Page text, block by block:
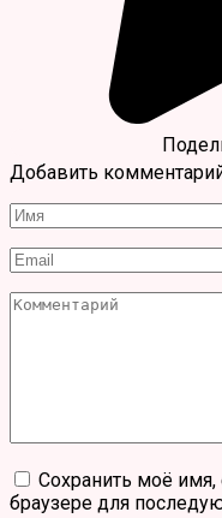
Добавить
Имя
Email
Комментарий
Сохранить моё имя,
браузере для